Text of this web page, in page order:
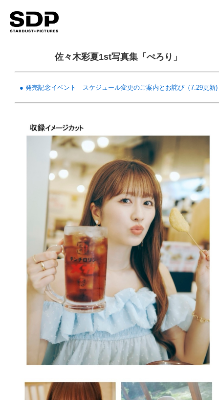
佐々木彩夏1st写真集「ぺろり」
● 発売記念イベント スケジュール変更のご案内とお詫び（7.29更新)